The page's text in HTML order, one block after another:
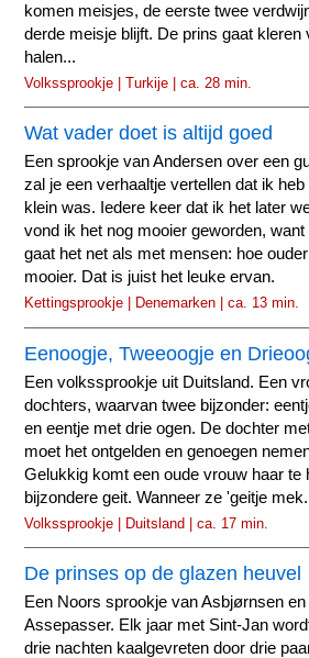
komen meisjes, de eerste twee
derde meisje blijft. De prins gaat kleren
halen...
Volkssprookje | Turkije | ca. 28 min.
Wat vader doet is altijd goed
Een sprookje van Andersen over een
zal je een verhaaltje vertellen dat ik
klein was. Iedere keer dat ik het later
vond ik het nog mooier geworden,
gaat het net als met mensen: hoe
mooier. Dat is juist het leuke ervan.
Kettingsprookje | Denemarken | ca. 13 min.
Eenoogje, Tweeoogje en
Een volkssprookje uit Duitsland. Een
dochters, waarvan twee bijzonder:
en eentje met drie ogen. De dochter
moet het ontgelden en genoegen
Gelukkig komt een oude vrouw haar te
bijzondere geit. Wanneer ze 'geitje
Volkssprookje | Duitsland | ca. 17 min.
De prinses op de glazen heuvel
Een Noors sprookje van Asbjørnsen
Assepasser. Elk jaar met Sint-Jan
drie nachten kaalgevreten door drie